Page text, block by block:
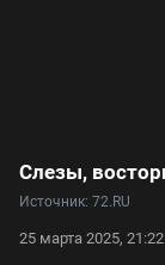
Источник: 72.RU
25 марта 2025, 21:22